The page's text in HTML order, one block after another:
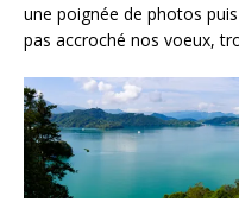
une poignée de photos
pas accroché nos voeux,